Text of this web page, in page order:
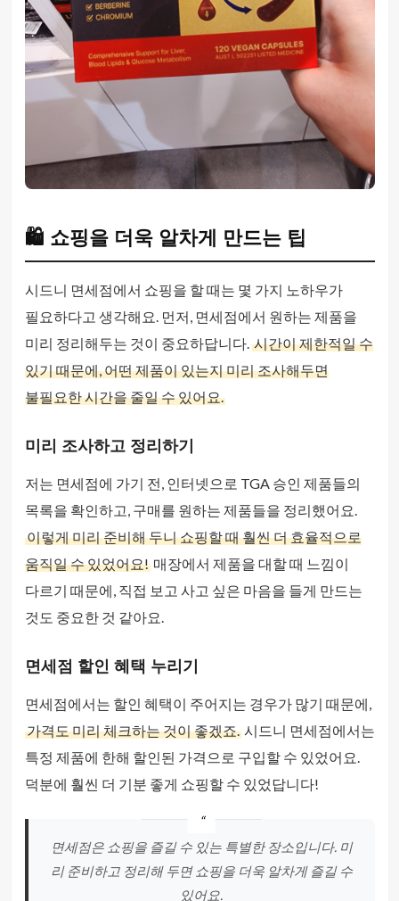
🛍️ 쇼핑을 더욱 알차게 만드는 팁
시드니 면세점에서 쇼핑을 할 때는 몇 가지 노하우가
필요하다고 생각해요. 먼저, 면세점에서 원하는 제품을
미리 정리해두는 것이 중요하답니다. 시간이 제한적일 수
있기 때문에, 어떤 제품이 있는지 미리 조사해두면
불필요한 시간을 줄일 수 있어요.
미리 조사하고 정리하기
저는 면세점에 가기 전, 인터넷으로 TGA 승인 제품들의
목록을 확인하고, 구매를 원하는 제품들을 정리했어요.
이렇게 미리 준비해 두니 쇼핑할 때 훨씬 더 효율적으로
움직일 수 있었어요!매장에서 제품을 대할 때 느낌이
다르기 때문에, 직접 보고 사고 싶은 마음을 들게 만드는
것도 중요한 것 같아요.
면세점 할인 혜택 누리기
면세점에서는 할인 혜택이 주어지는 경우가 많기 때문에,
가격도 미리 체크하는 것이 좋겠죠.시드니 면세점에서는
특정 제품에 한해 할인된 가격으로 구입할 수 있었어요.
덕분에 훨씬 더 기분 좋게 쇼핑할 수 있었답니다!
면세점은 쇼핑을 즐길 수 있는 특별한 장소입니다. 미
리 준비하고 정리해 두면 쇼핑을 더욱 알차게 즐길 수
있어요.